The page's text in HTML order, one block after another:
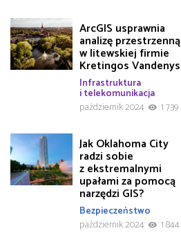
ArcGIS usprawnia
analizę przestrzenną
w litewskiej firmie
Kretingos Vandenys
Infrastruktura
i telekomunikacja
październik 2024
1 739
Jak Oklahoma City
radzi sobie
z ekstremalnymi
upałami za pomocą
narzędzi GIS?
Bezpieczeństwo
październik 2024
1 844